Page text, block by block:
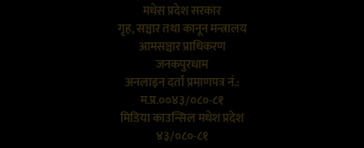
मधेस प्रदेश सरकार
गृह, सञ्चार तथा कानून मन्त्रालय
आमसञ्चार प्राधिकरण
जनकपुरधाम
अनलाइन दर्ता प्रमाणपत्र नं.:
म.प्र.००४३/०८०-८१
मिडिया काउन्सिल मधेश प्रदेश
४३/०८०-८१